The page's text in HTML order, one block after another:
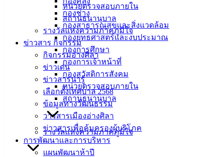
หน่วยตรวจสอบภายใน
สถานธนานุบาล
รางวัลแห่งความภาคภูมิใจ
ข่าวสาร กิจกรรม
กิจกรรมอ่างศิลา
ข่าวเด่น
ข่าวสารน่ารู้
เลือกตั้งเทศบาล 2568
ข้อมูลทางวัฒนธรรม
วารสารเมืองอ่างศิลา
ข่าวสารเพื่อคุ้มครองผู้บริโภค
การพัฒนาและการบริหาร
แผนพัฒนาห้าปี
กองช่าง
กองสาธารณสุขและสิ่งแวดล้อม
กองยุทธศาสตร์และงบประมาณ
กองการศึกษา
กองการเจ้าหน้าที่
กองสวัสดิการสังคม
หน่วยตรวจสอบภายใน
สถานธนานุบาล
รางวัลแห่งความภาคภูมิใจ
เมืองอ่าง
เทศบาลเมือง
อ่างศิลา 90/338
ม.3 ต.เสม็ด
อ.เมือง จ.ชลบุรี